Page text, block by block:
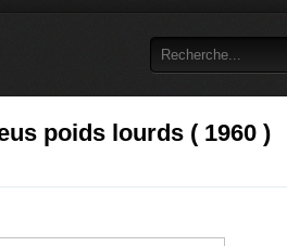
poids lourds ( 1960 )